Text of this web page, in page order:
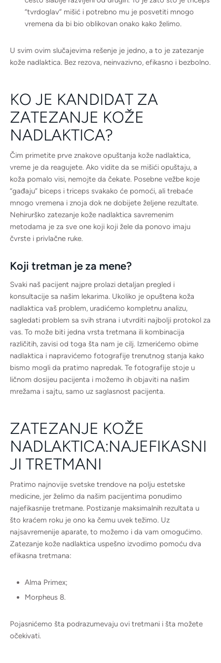
“tvrdoglav” mišić i potrebno mu je posvetiti mnogo
vremena da bi bio oblikovan onako kako želimo.
U svim ovim slučajevima rešenje je jedno, a to je zatezanje
kože nadlaktica. Bez rezova, neinvazivno, efikasno i bezbolno.
KO JE KANDIDAT ZA
ZATEZANJE KOŽE
NADLAKTICA?
Čim primetite prve znakove opuštanja kože nadlaktica,
vreme je da reagujete. Ako vidite da se mišići opuštaju, a
koža pomalo visi, nemojte da čekate. Posebne vežbe koje
“gađaju” biceps i triceps svakako će pomoći, ali trebaće
mnogo vremena i znoja dok ne dobijete željene rezultate.
Nehirurško zatezanje kože nadlaktica savremenim
metodama je za sve one koji koji žele da ponovo imaju
čvrste i privlačne ruke.
Koji tretman je za mene?
Svaki naš pacijent najpre prolazi detaljan pregled i
konsultacije sa našim lekarima. Ukoliko je opuštena koža
nadlaktica vaš problem, uradićemo kompletnu analizu,
sagledati problem sa svih strana i utvrditi najbolji protokol za
vas. To može biti jedna vrsta tretmana ili kombinacija
različitih, zavisi od toga šta nam je cilj. Izmerićemo obime
nadlaktica i napravićemo fotografije trenutnog stanja kako
bismo mogli da pratimo napredak. Te fotografije stoje u
ličnom dosijeu pacijenta i možemo ih objaviti na našim
mrežama i sajtu, samo uz saglasnost pacijenta.
ZATEZANJE KOŽE
NADLAKTICA:NAJEFIKASNI
JI TRETMANI
Pratimo najnovije svetske trendove na polju estetske
medicine, jer želimo da našim pacijentima ponudimo
najefikasnije tretmane. Postizanje maksimalnih rezultata u
što kraćem roku je ono ka čemu uvek težimo. Uz
najsavremenije aparate, to možemo i da vam omogućimo.
Zatezanje kože nadlaktica uspešno izvodimo pomoću dva
efikasna tretmana:
Alma Primex;
Morpheus 8.
Pojasnićemo šta podrazumevaju ovi tretmani i šta možete
očekivati.